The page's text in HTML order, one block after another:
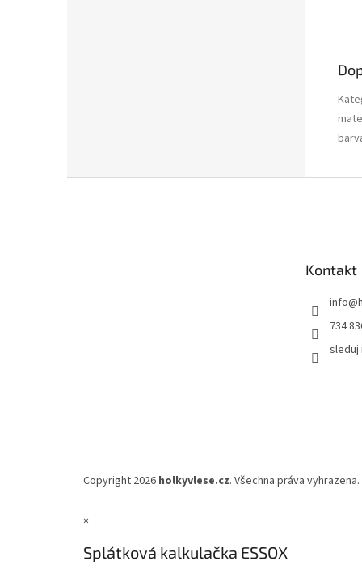
Kontakt
info@
734
sleduj
Copyright 2026 holkyvlese.cz. Všechna práva vyhrazena.
×
Splátková kalkulačka ESSOX